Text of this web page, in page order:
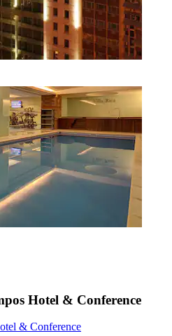
Hotel & Conference
& Conference